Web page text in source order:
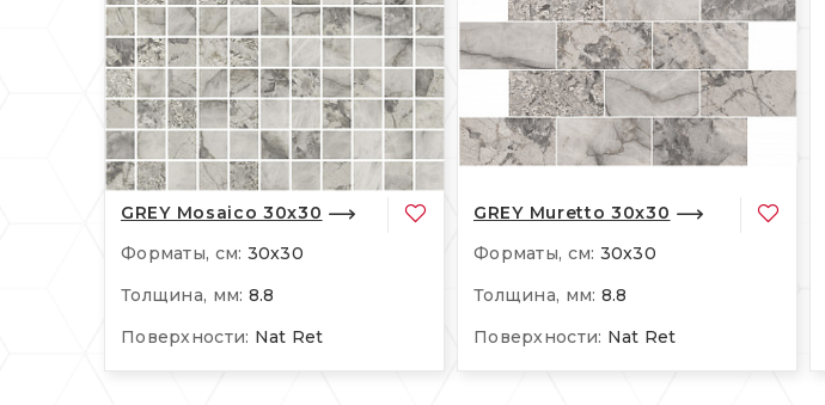
GREY Mosaico 30x30
Форматы, см: 30x30
Толщина, мм: 8.8
Поверхности: Nat Ret
GREY Muretto 30x30
Форматы, см: 30x30
Толщина, мм: 8.8
Поверхности: Nat Ret